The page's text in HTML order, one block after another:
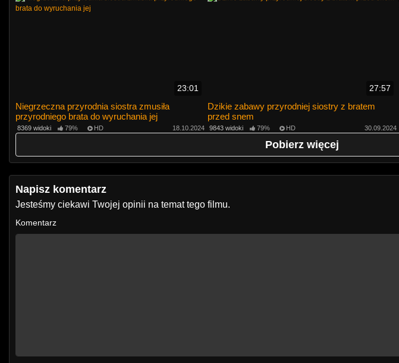
23:01
Niegrzeczna przyrodnia siostra zmusiła
przyrodniego brata do wyruchania jej
8369 widoki 79% HD 18.10.2024
27:57
Dzikie zabawy przyrodniej siostry z bratem
przed snem
9843 widoki 79% HD 30.09.2024
Pobierz więcej
Napisz komentarz
Jesteśmy ciekawi Twojej opinii na temat tego filmu.
Komentarz